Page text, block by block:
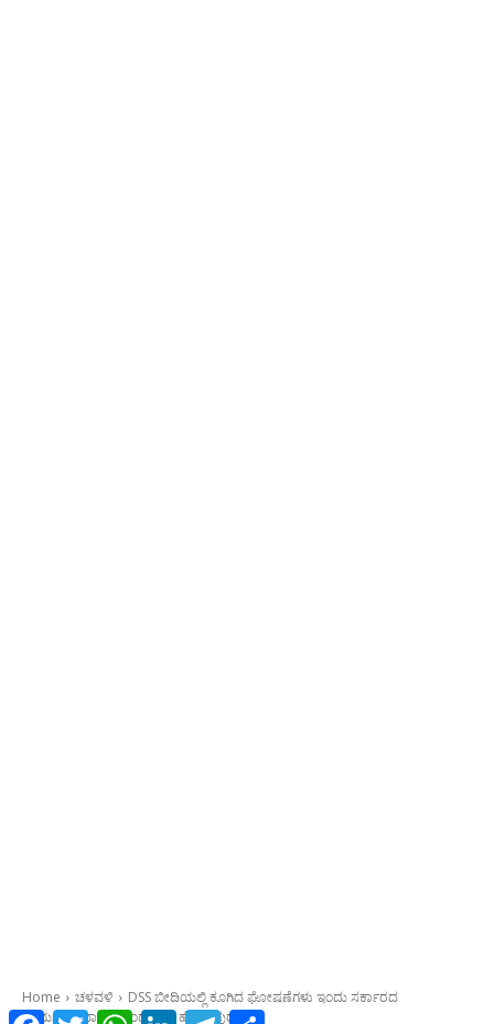
Facebook
TwitterWhatsApp
LinkedInTelegram